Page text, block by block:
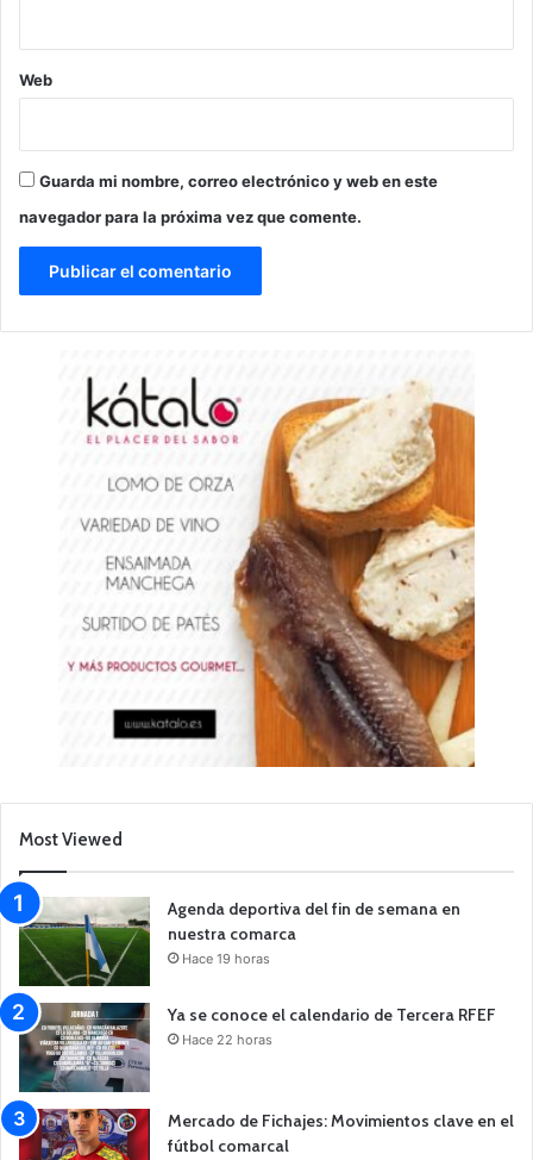
Web
Guarda mi nombre, correo electrónico y web en este
navegador para la próxima vez que comente.
Most Viewed
Agenda deportiva del fin de semana en
nuestra comarca
Hace 19 horas
Ya se conoce el calendario de Tercera RFEF
Hace 22 horas
Mercado de Fichajes: Movimientos clave en el
fútbol comarcal